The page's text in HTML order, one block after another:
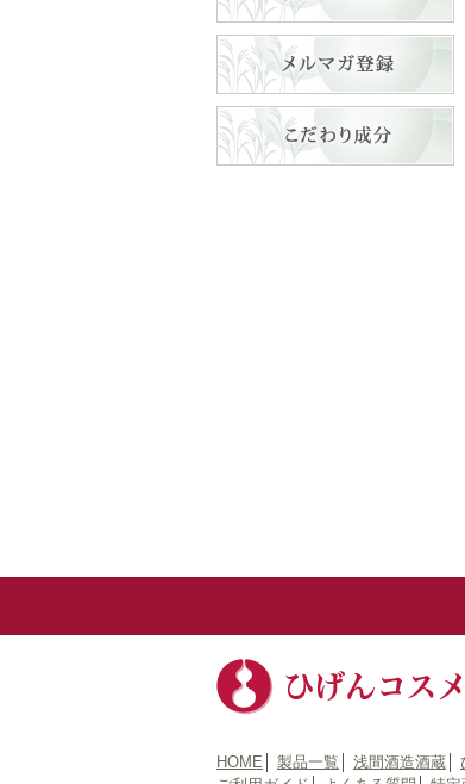
HOME 製品一覧 浅間酒造酒蔵